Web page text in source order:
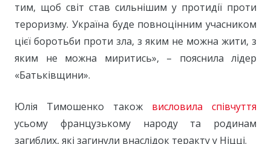
тим, щоб світ став сильнішим у протидії проти
тероризму. Україна буде повноцінним учасником
цієї боротьби проти зла, з яким не можна жити, з
яким не можна миритись», – пояснила лідер
«Батьківщини».
Юлія Тимошенко також висловила співчуття
усьому французькому народу та родинам
загиблих, які загинули внаслідок теракту у Ніцці.